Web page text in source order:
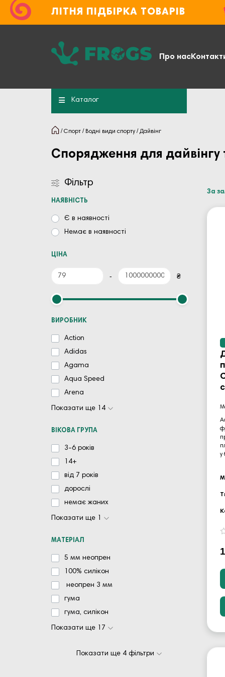
ЛІТНЯ ПІДБІРКА ТОВАРІВ
Про нас
Каталог
Спорт Водні види спорту Дайвінг
Спорядження для дайвінгу
Фільтр
НАЯВНІСТЬ
Є в наявності
Немає в наявності
ЦІНА
- ₴
ВИРОБНИК
Action
Adidas
Agama
Aqua Speed
Arena
Показати ще 14
ВІКОВА ГРУПА
3-6 років
14+
від 7 років
дорослі
немає жаних
Показати ще 1
МАТЕРІАЛ
5 мм неопрен
100% силікон
неопрен 3 мм
гума
гума, силікон
Показати ще 17
Показати ще 4 фільтри
За
у